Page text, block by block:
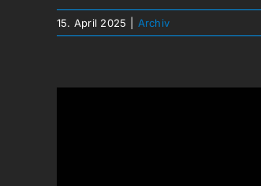
15. April 2025 Archiv